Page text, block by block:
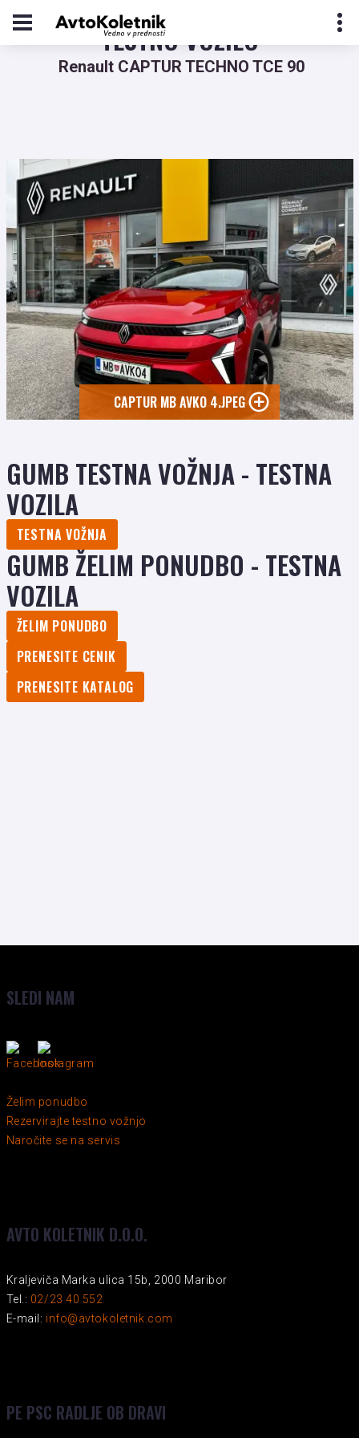
TESTNO VOZILO
Renault CAPTUR TECHNO TCE 90
CAPTUR MB AVKO 4.JPEG
GUMB TESTNA VOŽNJA - TESTNA
VOZILA
TESTNA VOŽNJA
GUMB ŽELIM PONUDBO - TESTNA
VOZILA
ŽELIM PONUDBO
PRENESITE CENIK
PRENESITE KATALOG
SLEDI NAM
Želim ponudbo
Rezervirajte testno vožnjo
Naročite se na servis
AVTO KOLETNIK D.O.O.
Kraljeviča Marka ulica 15b, 2000 Maribor
Tel.: 02/23 40 552
E-mail: info@avtokoletnik.com
PE PSC RADLJE OB DRAVI